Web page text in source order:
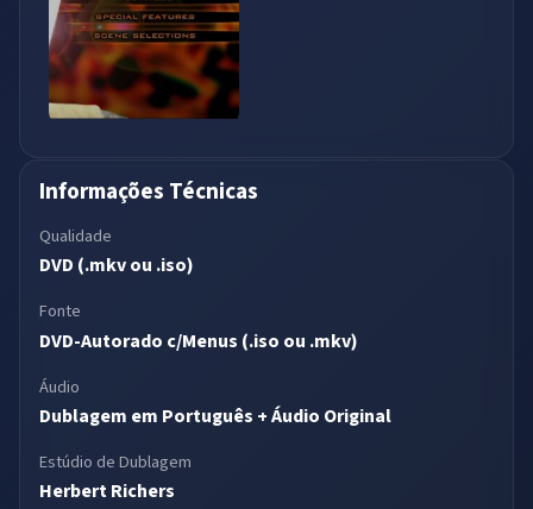
Informações Técnicas
Qualidade
DVD (.mkv ou .iso)
Fonte
DVD-Autorado c/Menus (.iso ou .mkv)
Áudio
Dublagem em Português + Áudio Original
Estúdio de Dublagem
Herbert Richers